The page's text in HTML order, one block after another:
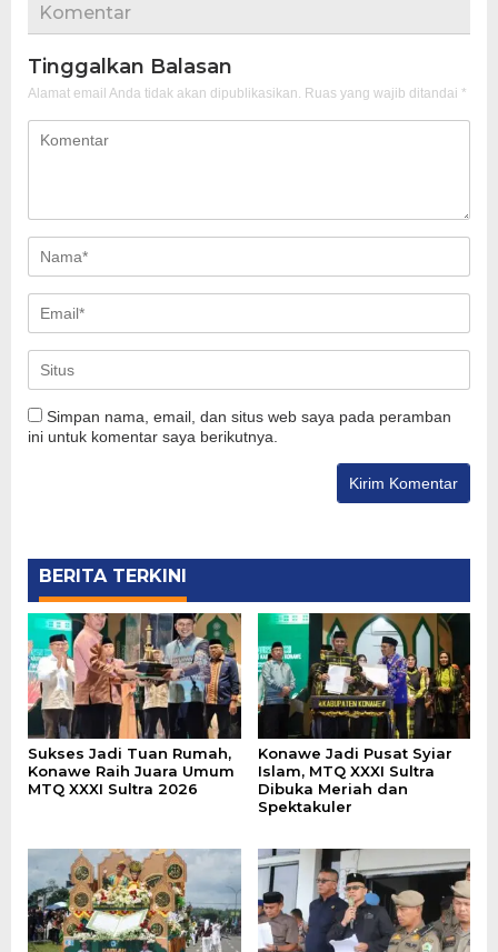
Komentar
Tinggalkan Balasan
Alamat email Anda tidak akan dipublikasikan. Ruas yang wajib ditandai *
Simpan nama, email, dan situs web saya pada peramban
ini untuk komentar saya berikutnya.
BERITA TERKINI
Sukses Jadi Tuan Rumah,
Konawe Raih Juara Umum
MTQ XXXI Sultra 2026
Konawe Jadi Pusat Syiar
Islam, MTQ XXXI Sultra
Dibuka Meriah dan
Spektakuler